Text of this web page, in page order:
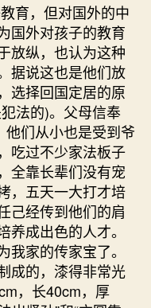
育，但对国外的中
国外对孩子的教育
放纵，也认为这种
据说这也是他们放
选择回国定居的原
法的)。父母信奉
他们从小也是受到爷
吃过不少家法板子
全靠长辈们没有宠
，五天一大打才培
己经传到他们的肩
养成出色的人才。
家的传家宝了。
成的，漆得非常光
，长40cm，厚